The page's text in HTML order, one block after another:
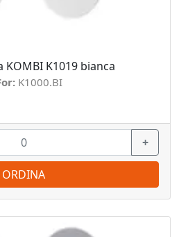
K1019 bianca
K1000.BI
+
ORDINA